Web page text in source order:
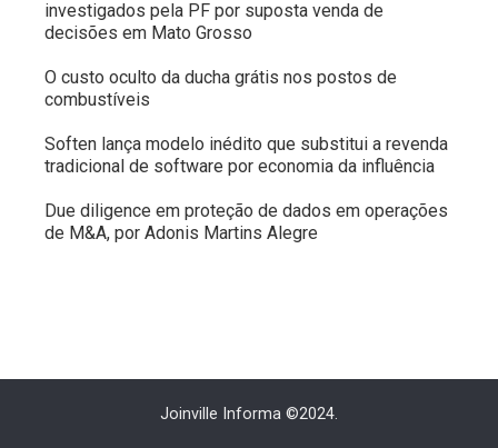
investigados pela PF por suposta venda de
decisões em Mato Grosso
O custo oculto da ducha grátis nos postos de
combustíveis
Soften lança modelo inédito que substitui a revenda
tradicional de software por economia da influência
Due diligence em proteção de dados em operações
de M&A, por Adonis Martins Alegre
Joinville Informa ©2024.